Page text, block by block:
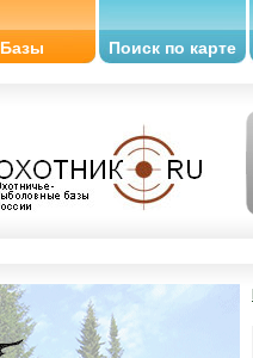
Базы Поиск по карте